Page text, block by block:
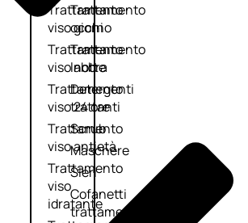
Trattamento
viso giorno
Trattamento
viso notte
Trattamento
viso 24 ore
Trattamento
viso antietà
Trattamento
viso
idratante
Trattamento
occhi
Trattamento
labbra
Detergenti
trattanti
Scrub
Maschere
Sieri
Cofanetti
trattamento